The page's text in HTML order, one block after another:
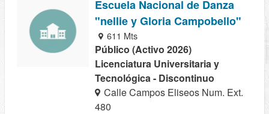
Escuela Nacional de Danza
"nellie y Gloria Campobello"
611 Mts
Público (Activo 2026)
Licenciatura Universitaria y
Tecnológica - Discontinuo
Calle Campos Eliseos Num. Ext.
480